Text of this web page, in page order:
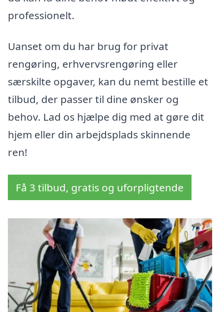
professionelt.
Uanset om du har brug for privat
rengøring, erhvervsrengøring eller
særskilte opgaver, kan du nemt bestille et
tilbud, der passer til dine ønsker og
behov. Lad os hjælpe dig med at gøre dit
hjem eller din arbejdsplads skinnende
ren!
Få 3 tilbud, gratis og uforpligtende